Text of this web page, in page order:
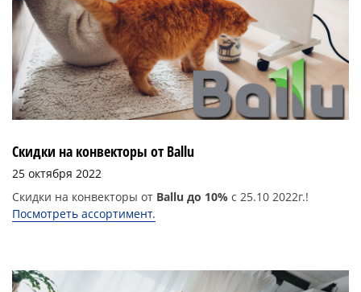
Скидки на конвекторы от Ballu
25 октября 2022
Скидки на конвекторы от Ballu до 10% с 25.10 2022г.!
Посмотреть ассортимент.